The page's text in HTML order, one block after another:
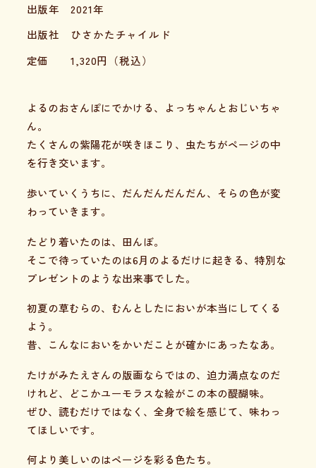
出版年
2021年
出版社
ひさかたチャイルド
定価
1,320円（税込）
よるのおさんぽにでかける、よっちゃんとおじいちゃ
ん。
たくさんの紫陽花が咲きほこり、虫たちがページの中
を行き交います。
歩いていくうちに、だんだんだんだん、そらの色が変
わっていきます。
たどり着いたのは、田んぼ。
そこで待っていたのは6月のよるだけに起きる、特別な
プレゼントのような出来事でした。
初夏の草むらの、むんとしたにおいが本当にしてくる
よう。
昔、こんなにおいをかいだことが確かにあったなあ。
たけがみたえさんの版画ならではの、迫力満点なのだ
けれど、どこかユーモラスな絵がこの本の醍醐味。
ぜひ、読むだけではなく、全身で絵を感じて、味わっ
てほしいです。
何より美しいのはページを彩る色たち。